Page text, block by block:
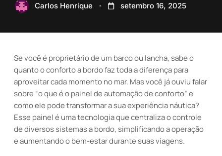
Carlos Henrique setembro 16, 2025
Se você é proprietário de um barco ou lancha, sabe o
quanto o conforto a bordo faz toda a diferença para
aproveitar cada momento no mar. Mas você já ouviu falar
sobre “o que é o painel de automação de conforto” e
como ele pode transformar a sua experiência náutica?
Esse painel é uma tecnologia que centraliza o controle
de diversos sistemas a bordo, simplificando a operação
e aumentando o bem-estar durante suas viagens.